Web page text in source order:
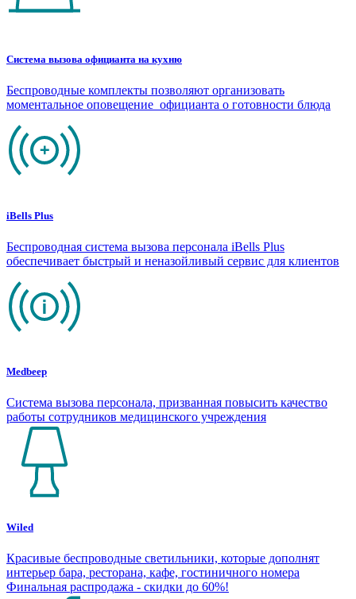
Система вызова официанта на кухню
Беспроводные комплекты позволяют организовать
моментальное оповещение официанта о готовности блюда
iBells Plus
Беспроводная система вызова персонала iBells Plus
обеспечивает быстрый и неназойливый сервис для клиентов
Medbeep
Система вызова персонала, призванная повысить качество
работы сотрудников медицинского учреждения
Wiled
Красивые беспроводные светильники, которые дополнят
интерьер бара, ресторана, кафе, гостиничного номера
Финальная распродажа - скидки до 60%!